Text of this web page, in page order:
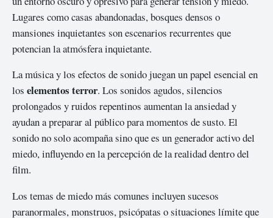
Lugares como casas abandonadas, bosques densos o
mansiones inquietantes son escenarios recurrentes que
potencian la atmósfera inquietante.
La música y los efectos de sonido juegan un papel esencial en
los elementos terror. Los sonidos agudos, silencios
prolongados y ruidos repentinos aumentan la ansiedad y
ayudan a preparar al público para momentos de susto. El
sonido no solo acompaña sino que es un generador activo del
miedo, influyendo en la percepción de la realidad dentro del
film.
Los temas de miedo más comunes incluyen sucesos
paranormales, monstruos, psicópatas o situaciones límite que